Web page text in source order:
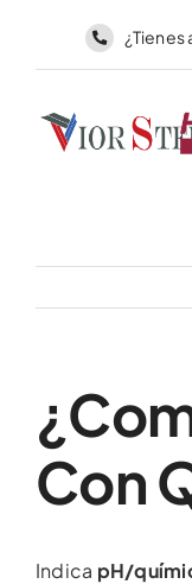
¿Tienes
Con
Indica pH/